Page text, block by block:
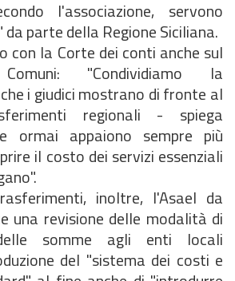
l'associazione, servono
parte della Regione Siciliana.
con la Corte dei conti anche sul
"Condividiamo la
i giudici mostrano di fronte al
regionali - spiega
ormai appaiono sempre più
il costo dei servizi essenziali
inoltre, l'Asael da
una revisione delle modalità di
somme agli enti locali
del "sistema dei costi e